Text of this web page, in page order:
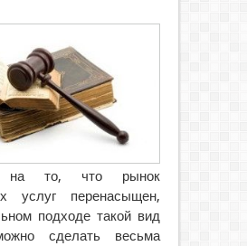
на то, что рынок
услуг перенасыщен,
подходе такой вид
сделать весьма